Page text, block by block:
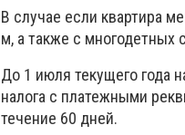
В случае если квартира
м, а также с многодетных
До 1 июля текущего года
налога с платежными
течение 60 дней.